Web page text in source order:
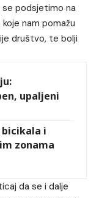
se podsjetimo na
nam pomažu
društvo, te bolji
upaljeni
i
zonama
da se i dalje